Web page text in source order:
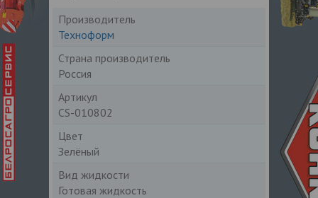
Производитель
Техноформ
Страна производитель
Россия
Артикул
CS-010802
Цвет
Зелёный
Вид жидкости
Готовая жидкость